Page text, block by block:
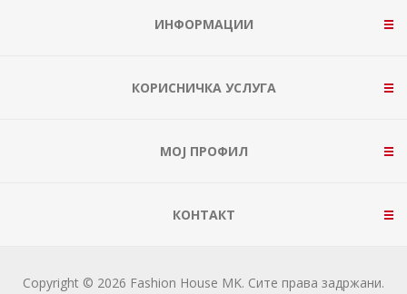
ИНФОРМАЦИИ
КОРИСНИЧКА УСЛУГА
МОЈ ПРОФИЛ
КОНТАКТ
Copyright © 2026 Fashion House MK. Сите права задржани.